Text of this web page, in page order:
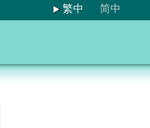
繁中 简中